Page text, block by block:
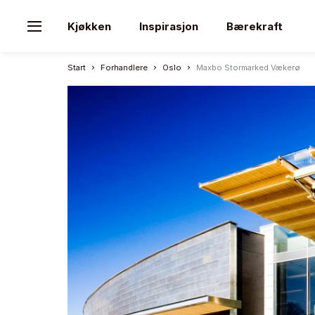
Kjøkken Inspirasjon Bærekraft
Start Forhandlere Oslo Maxbo Stormarked Vækerø